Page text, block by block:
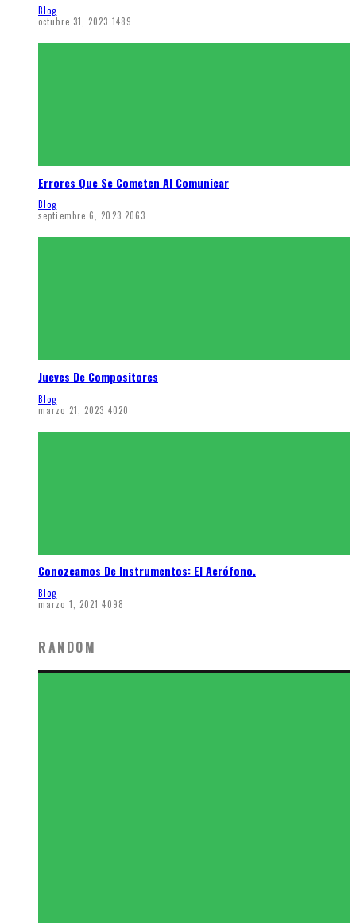
Blog
octubre 31, 2023 1489
Errores Que Se Cometen Al Comunicar
Blog
septiembre 6, 2023 2063
Jueves De Compositores
Blog
marzo 21, 2023 4020
Conozcamos De Instrumentos: El Aerófono.
Blog
marzo 1, 2021 4098
RANDOM